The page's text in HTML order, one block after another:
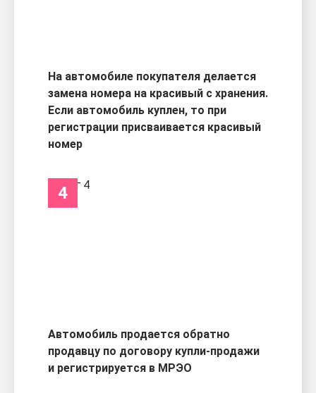
На автомобиле покупателя делается
замена номера на красивый с хранения.
Если автомобиль куплен, то при
регистрации присваивается красивый
номер
4
Автомобиль продается обратно
продавцу по договору купли-продажи
и регистрируется в МРЭО